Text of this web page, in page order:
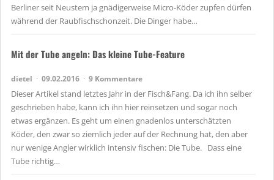
Berliner seit Neustem ja gnädigerweise Micro-Köder zupfen dürfen
während der Raubfischschonzeit. Die Dinger habe…
Mit der Tube angeln: Das kleine Tube-Feature
dietel 09.02.2016 9 Kommentare
Dieser Artikel stand letztes Jahr in der Fisch&Fang. Da ich ihn selber
geschrieben habe, kann ich ihn hier reinsetzen und sogar noch
etwas ergänzen. Es geht um einen gnadenlos unterschätzten
Köder, den zwar so ziemlich jeder auf der Rechnung hat, den aber
nur wenige Angler wirklich intensiv fischen: Die Tube. Dass eine
Tube richtig…